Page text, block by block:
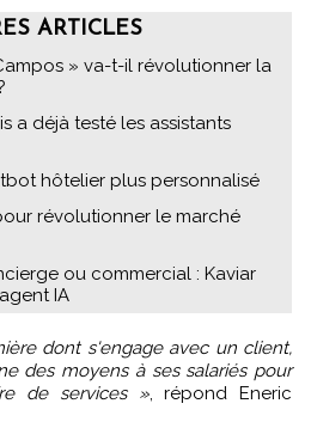
ARTICLES
» va-t-il révolutionner la
a déjà testé les assistants
hôtelier plus personnalisé
révolutionner le marché
ou commercial : Kaviar
IA
dont s'engage avec un client,
des moyens à ses salariés pour
de services », répond Eneric